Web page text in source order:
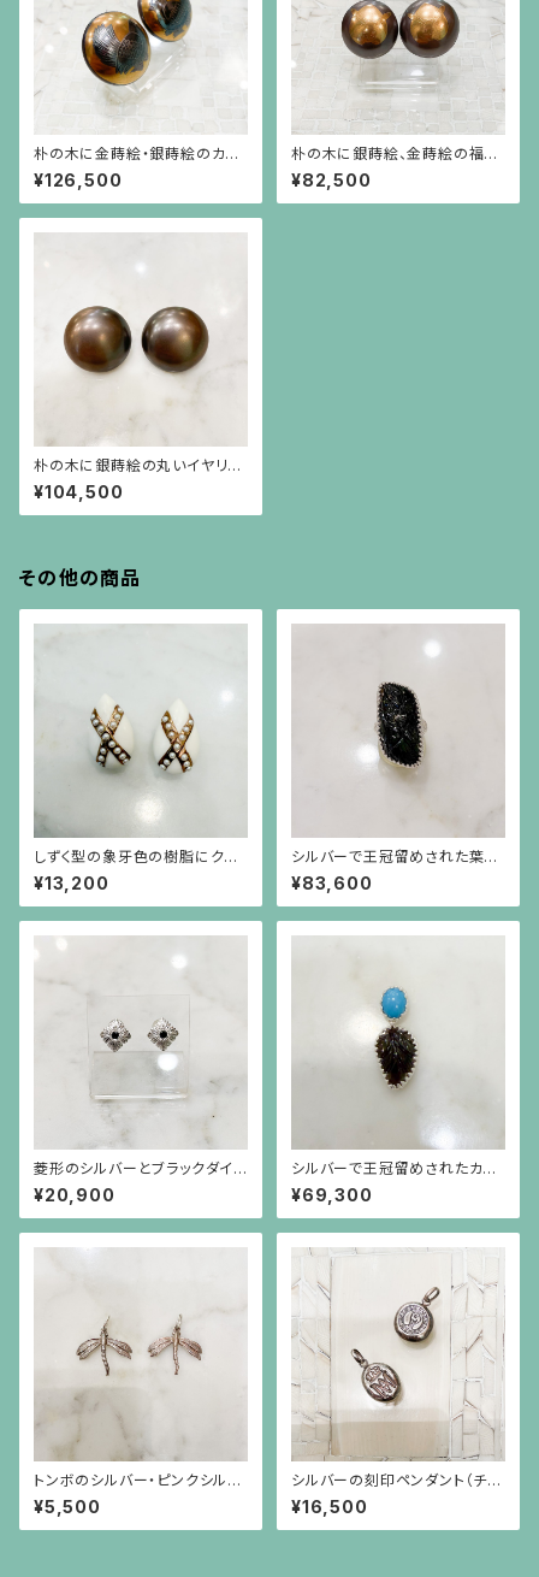
朴の木に金蒔絵・銀蒔絵のカワ
ラ鳩のイヤリング
¥126,500
朴の木に銀蒔絵、金蒔絵の福良
うさぎのイヤリング
¥82,500
朴の木に銀蒔絵の丸いイヤリン
グ
¥104,500
その他の商品
しずく型の象牙色の樹脂にクロ
スの金彩、イミテーションパール
のイヤリング
¥13,200
シルバーで王冠留めされた葉模
様の彫りのトルマリン（17.45c
t）のリング
¥83,600
菱形のシルバーとブラックダイヤ
モンドのピアス（中）シルバーポ
スト
¥20,900
シルバーで王冠留めされたカボ
ーションのターコイズと葉の形
と彫りのトルマリンのペンダント
（チェーン別）
¥69,300
トンボのシルバー・ピンクシルバ
ーチャーム
¥5,500
シルバーの刻印ペンダント（チェ
ーン別）
¥16,500